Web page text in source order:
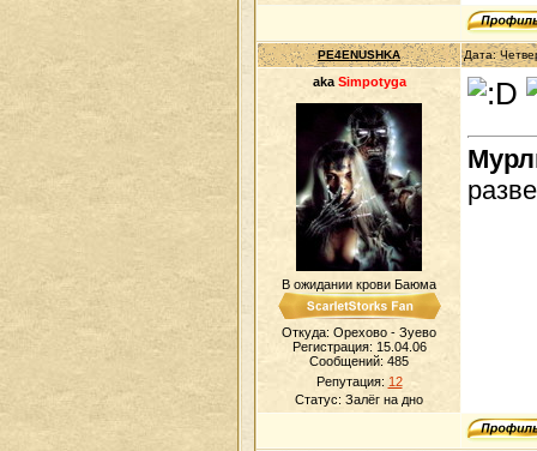
PE4ENUSHKA Дата:
aka Simpotyga
В ожидании крови Баюма
Откуда: Орехово - Зуево
Регистрация: 15.04.06
Сообщений: 485
Репутация: 12
Статус: Залёг на дно